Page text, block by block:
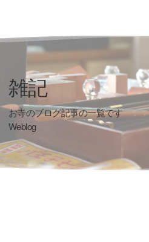
雑記
お寺のブログ記事の一覧です
Weblog